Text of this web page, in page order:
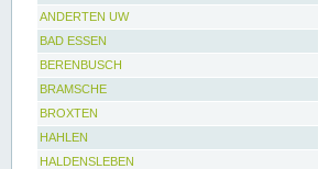
ANDERTEN UW
BAD ESSEN
BERENBUSCH
BRAMSCHE
BROXTEN
HAHLEN
HALDENSLEBEN